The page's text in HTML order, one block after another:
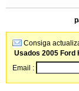
Consiga
Usados 2005 Ford
Email :